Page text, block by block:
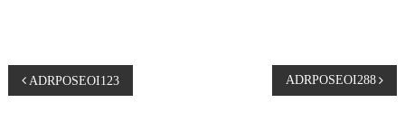
P ADRPOSEOI123 ADRPOSEOI288